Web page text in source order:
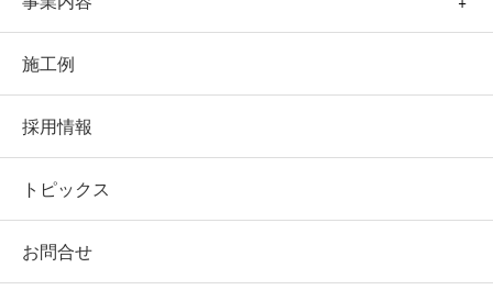
施工例
採用情報
トピックス
お問合せ